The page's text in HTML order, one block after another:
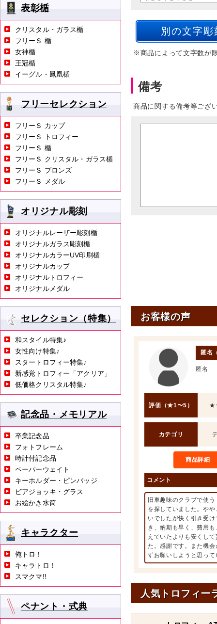
※商品によって文字数が
備考
商品に関する備考等ござ
お客様の声
匿名
匿名
評価（★1〜5）
カテゴリ
商品詳細
コメント
旧車趣味のクラブで使
を探していました。や
いでしたが快く引き受け
き、納期も早く、費用
えていたよりも安くし
た。感謝です。また機会
ずお願いしようと思って
人気トロフィー
表彰楯
クリスタル・ガラス楯
フリーＳ 楯
女神楯
王冠楯
イーグル・鳳凰楯
フリーセレクション
フリーＳ カップ
フリーＳ トロフィー
フリーＳ 楯
フリーＳ クリスタル・ガラス楯
フリーＳ ブロンズ
フリーＳ メダル
オリジナル彫刻
オリジナルレーザー彫刻楯
オリジナルガラス彫刻楯
オリジナルカラーUV印刷楯
オリジナルカップ
オリジナルトロフィー
オリジナルメダル
セレクション（特集）
和スタイル特集♪
女性向け特集♪
スタートロフィー特集♪
新感覚トロフィー「アクリア」
低価格クリスタル特集♪
記念品・メモリアル
卒業記念品
フォトフレーム
時計付記念品
ペーパーウェイト
キーホルダー・ピンバッジ
ビアジョッキ・グラス
お絵かき水筒
キャラクター
俺トロ！
キャラトロ！
スマクマ!!
ペナント・式典